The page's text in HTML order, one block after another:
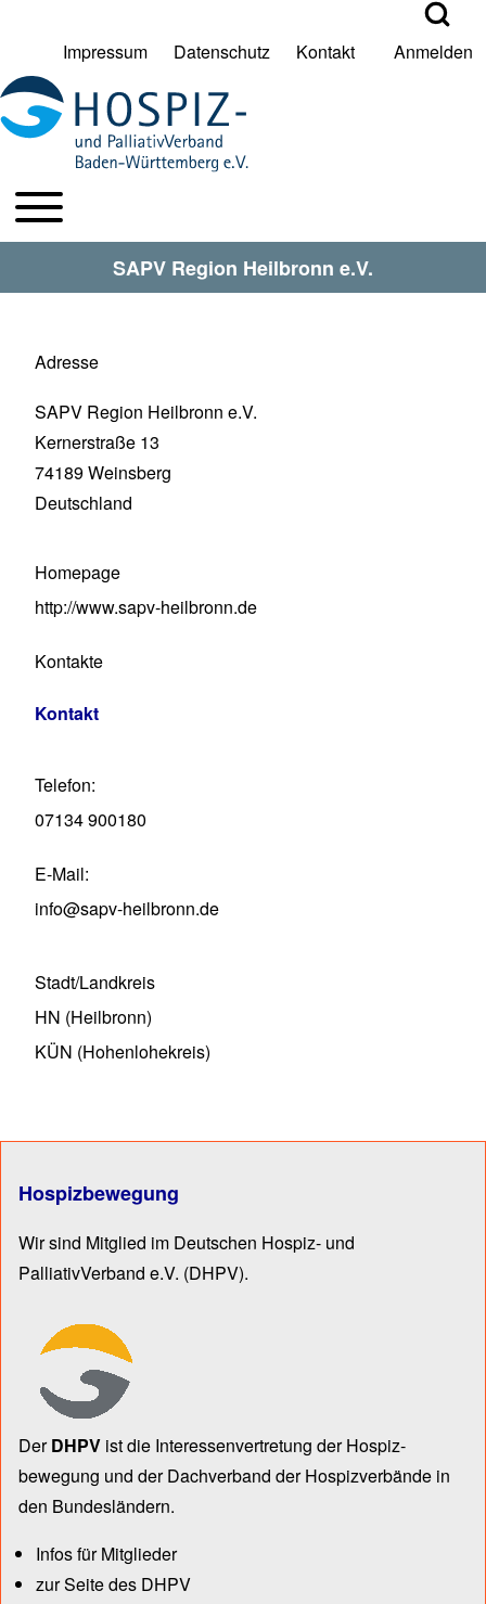
Suche Schließen
Suche
User account menu
Impressum Datenschutz Kontakt Anmelden
HPV BW Hauptmenu
Toggle main menu
SAPV Region Heilbronn e.V.
Adresse
SAPV Region Heilbronn e.V.
Kernerstraße 13
74189Weinsberg
Deutschland
Homepage
http://www.sapv-heilbronn.de
Kontakte
Kontakt
Telefon
07134 900180
E-Mail
info@sapv-heilbronn.de
Stadt/Landkreis
HN (Heilbronn)
KÜN (Hohenlohekreis)
Hospizbewegung
Wir sind Mitglied im Deutschen Hospiz- und
PalliativVerband e.V. (DHPV).
DerDHPV ist die Inter­essen­ver­tre­tung der Hospiz­
bewegung und der Dach­verband der Hospiz­verbände in
den Bun­des­län­dern.
Infos für Mitglieder
zur Seite des DHPV